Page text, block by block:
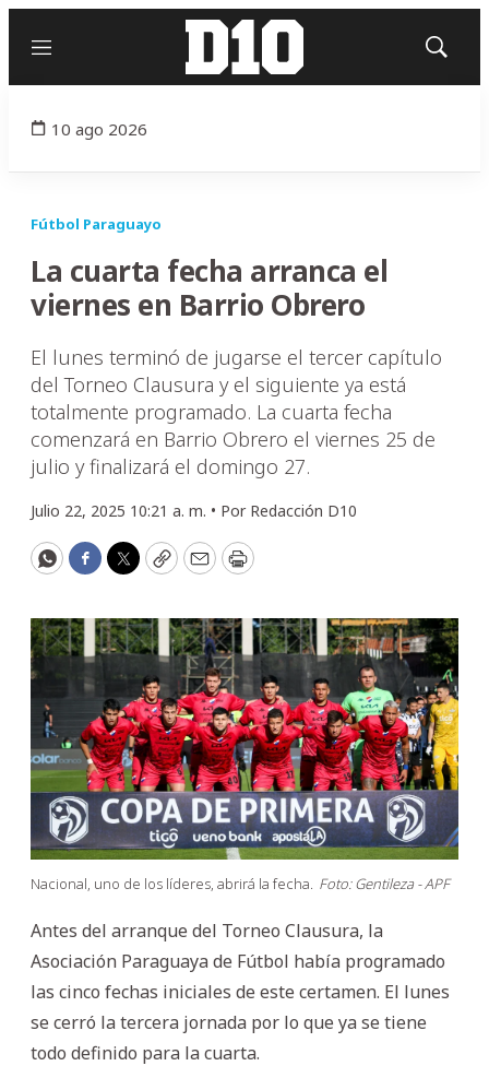
Menú
Mostrar
10 ago 2026
Fútbol Paraguayo
La cuarta fecha arranca el
viernes en Barrio Obrero
El lunes terminó de jugarse el tercer capítulo
del Torneo Clausura y el siguiente ya está
totalmente programado. La cuarta fecha
comenzará en Barrio Obrero el viernes 25 de
julio y finalizará el domingo 27.
Julio 22, 2025 10:21 a. m. • Por Redacción D10
WhatsApp
Facebook
Twitter
CopyEmailPrint
Nacional, uno de los líderes, abrirá la fecha. Foto: Gentileza - APF
Antes del arranque del Torneo Clausura, la
Asociación Paraguaya de Fútbol había programado
las cinco fechas iniciales de este certamen. El lunes
se cerró la tercera jornada por lo que ya se tiene
todo definido para la cuarta.